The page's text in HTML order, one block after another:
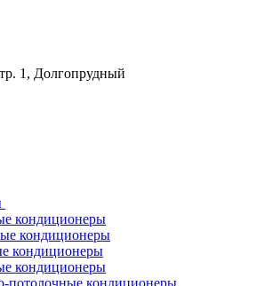
1, Долгопрудный
кондиционеры
кондиционеры
кондиционеры
кондиционеры
потолочные кондиционеры